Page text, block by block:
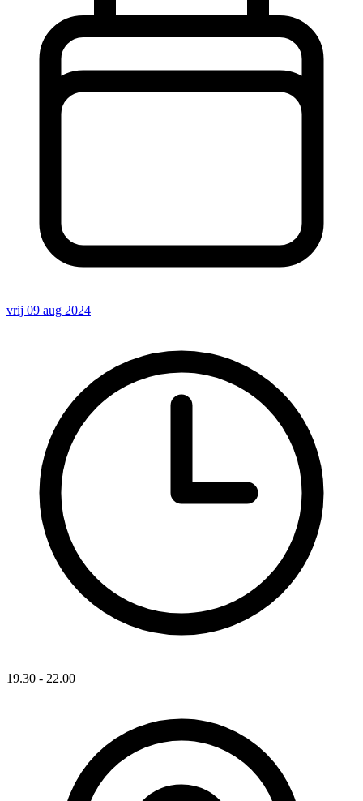
vrij 09 aug 2024
19.30 - 22.00